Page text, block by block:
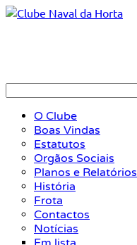
O Clube
Boas Vindas
Estatutos
Orgãos Sociais
Planos e Relatórios
História
Frota
Contactos
Notícias